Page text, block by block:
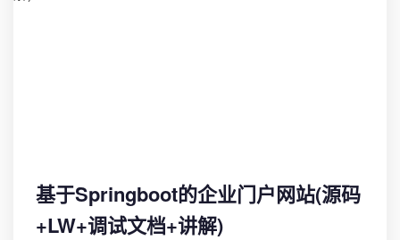
基于Springboot的企业门户网站(源码
+LW+调试文档+讲解)